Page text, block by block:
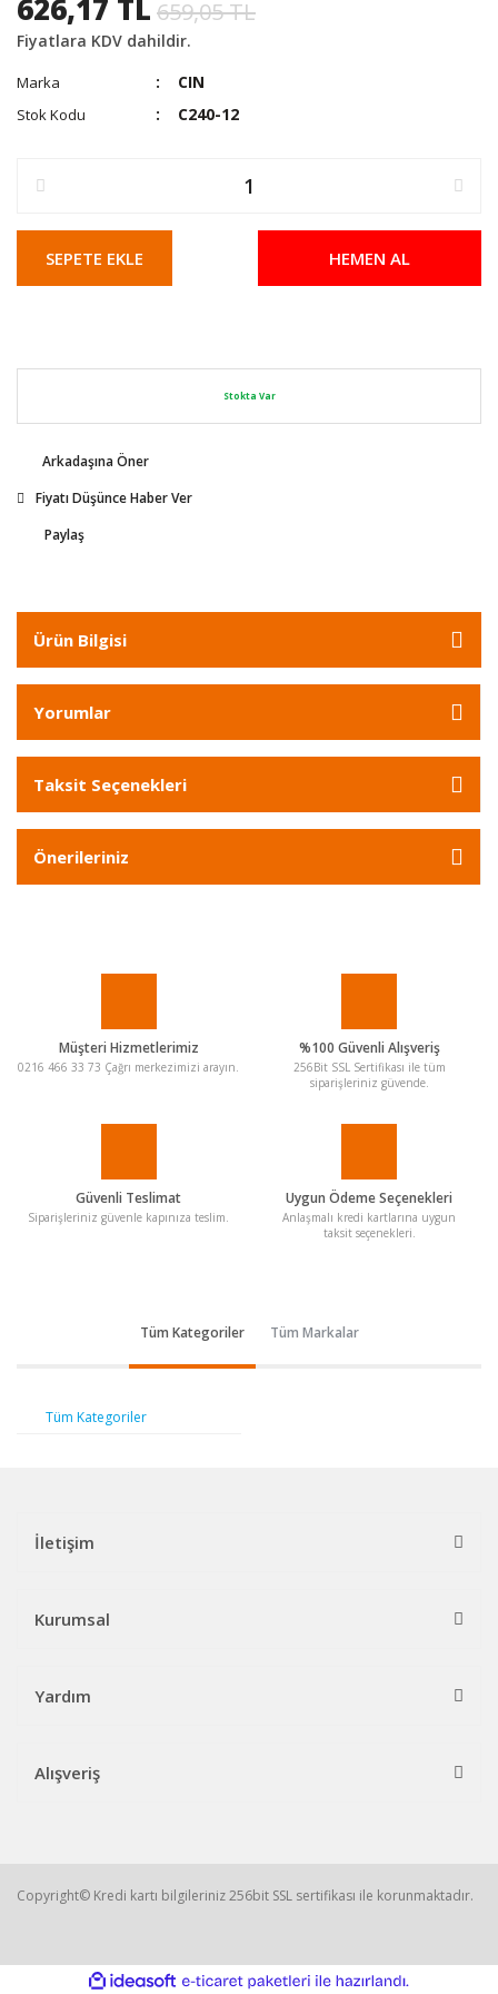
626,17 TL 659,05 TL
Fiyatlara KDV dahildir.
Marka CIN
Stok Kodu C240-12
SEPETE EKLE HEMEN AL
Stokta Var
Arkadaşına Öner
Fiyatı Düşünce Haber Ver
Paylaş
Ürün Bilgisi
Yorumlar
Taksit Seçenekleri
Önerileriniz
Müşteri Hizmetlerimiz
0216 466 33 73 Çağrı merkezimizi arayın.
%100 Güvenli Alışveriş
256Bit SSL Sertifikası ile tüm
siparişleriniz güvende.
Güvenli Teslimat
Siparişleriniz güvenle kapınıza teslim.
Uygun Ödeme Seçenekleri
Anlaşmalı kredi kartlarına uygun
taksit seçenekleri.
Tüm Kategoriler Tüm Markalar
Tüm Kategoriler
İletişim
Kurumsal
Yardım
Alışveriş
Copyright© Kredi kartı bilgileriniz 256bit SSL sertifikası ile korunmaktadır.
ideasoft
e-